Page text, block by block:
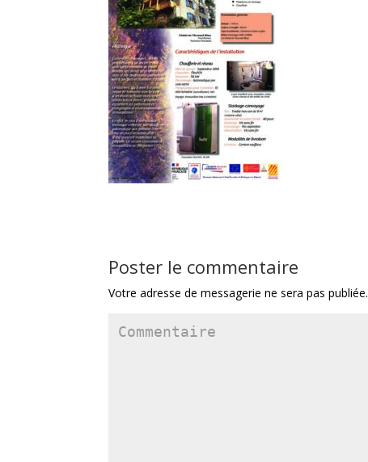
Poster le commentaire
Votre adresse de messagerie ne sera pas publiée.